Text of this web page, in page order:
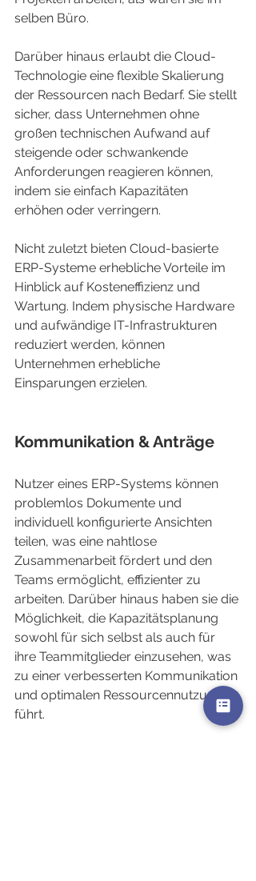
selben Büro.
Darüber hinaus erlaubt die Cloud-
Technologie eine flexible Skalierung
der Ressourcen nach Bedarf. Sie stellt
sicher, dass Unternehmen ohne
großen technischen Aufwand auf
steigende oder schwankende
Anforderungen reagieren können,
indem sie einfach Kapazitäten
erhöhen oder verringern.
Nicht zuletzt bieten Cloud-basierte
ERP-Systeme erhebliche Vorteile im
Hinblick auf Kosteneffizienz und
Wartung. Indem physische Hardware
und aufwändige IT-Infrastrukturen
reduziert werden, können
Unternehmen erhebliche
Einsparungen erzielen.
Kommunikation & Anträge
Nutzer eines ERP-Systems können
problemlos Dokumente und
individuell konfigurierte Ansichten
teilen, was eine nahtlose
Zusammenarbeit fördert und den
Teams ermöglicht, effizienter zu
arbeiten. Darüber hinaus haben sie die
Möglichkeit, die Kapazitätsplanung
sowohl für sich selbst als auch für
ihre Teammitglieder einzusehen, was
zu einer verbesserten Kommunikation
und optimalen Ressourcennutzung
führt.